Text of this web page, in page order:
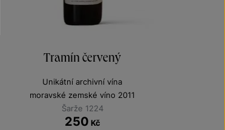
Tramín červený
Unikátní archivní vína
moravské zemské víno 2011
Šarže 1224
250 Kč